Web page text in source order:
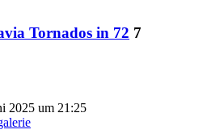
Tornados in 72 7
2025 um 21:25